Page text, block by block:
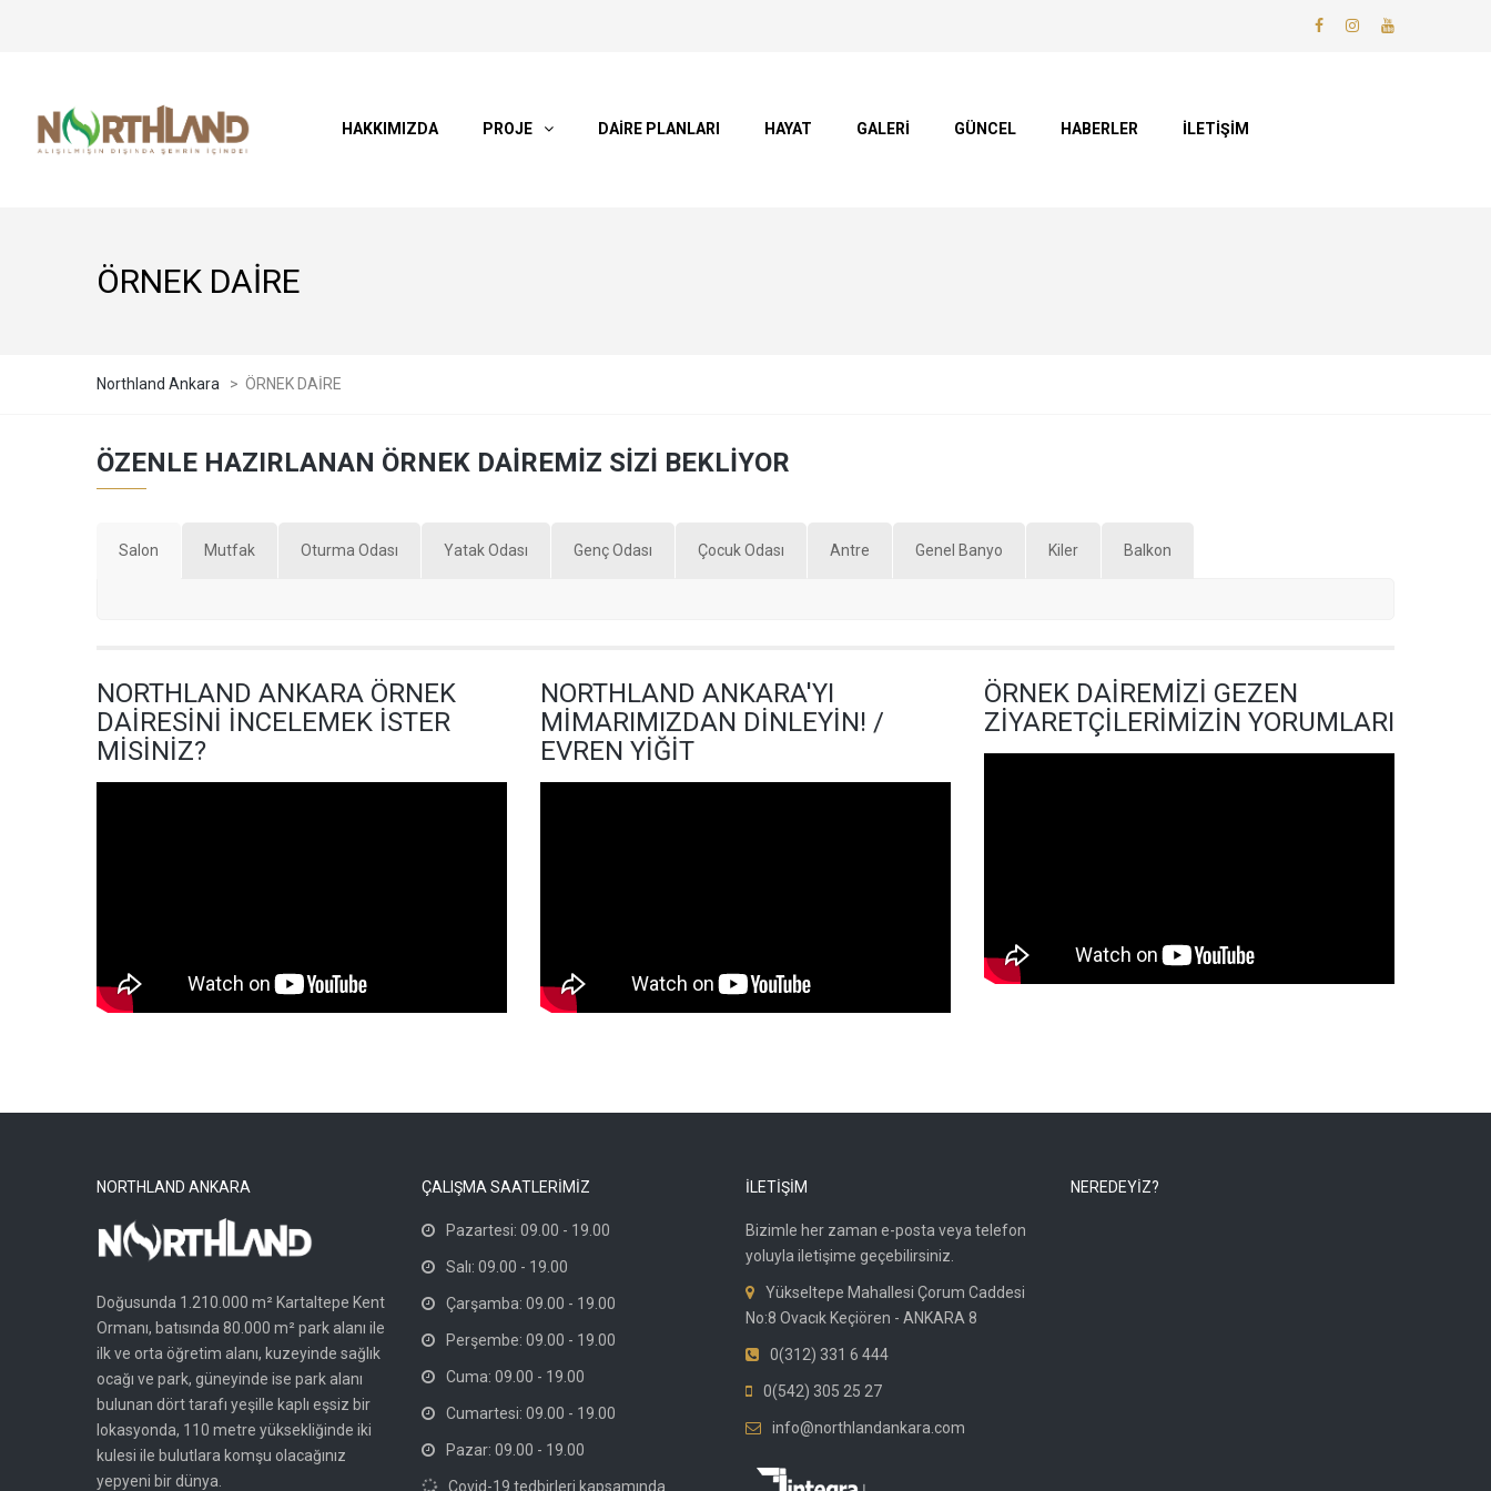
HAKKIMIZDA PROJE DAİRE PLANLARI HAYAT GALERİ GÜNCEL HABERLER İLETİŞİM
ÖRNEK DAİRE
Northland Ankara > ÖRNEK DAİRE
ÖZENLE HAZIRLANAN ÖRNEK DAİREMİZ SİZİ BEKLİYOR
Salon Mutfak Oturma Odası Yatak Odası Genç Odası Çocuk Odası Antre Genel Banyo Kiler Balkon
NORTHLAND ANKARA ÖRNEK
DAİRESİNİ İNCELEMEK İSTER
MİSİNİZ?
NORTHLAND ANKARA'YI
MİMARIMIZDAN DİNLEYİN! /
EVREN YİĞİT
ÖRNEK DAİREMİZİ GEZEN
ZİYARETÇİLERİMİZİN YORUMLARI
NORTHLAND ANKARA
Doğusunda 1.210.000 m² Kartaltepe Kent
Ormanı, batısında 80.000 m² park alanı ile
ilk ve orta öğretim alanı, kuzeyinde sağlık
ocağı ve park, güneyinde ise park alanı
bulunan dört tarafı yeşille kaplı eşsiz bir
lokasyonda, 110 metre yüksekliğinde iki
kulesi ile bulutlara komşu olacağınız
yepyeni bir dünya.
ÇALIŞMA SAATLERİMİZ
Pazartesi: 09.00 - 19.00
Salı: 09.00 - 19.00
Çarşamba: 09.00 - 19.00
Perşembe: 09.00 - 19.00
Cuma: 09.00 - 19.00
Cumartesi: 09.00 - 19.00
Pazar: 09.00 - 19.00
Covid-19 tedbirleri kapsamında
İLETİŞİM
Bizimle her zaman e-posta veya telefon
yoluyla iletişime geçebilirsiniz.
Yükseltepe Mahallesi Çorum Caddesi
No:8 Ovacık Keçiören - ANKARA 8
0(312) 331 6 444
0(542) 305 25 27
info@northlandankara.com
NEREDEYİZ?